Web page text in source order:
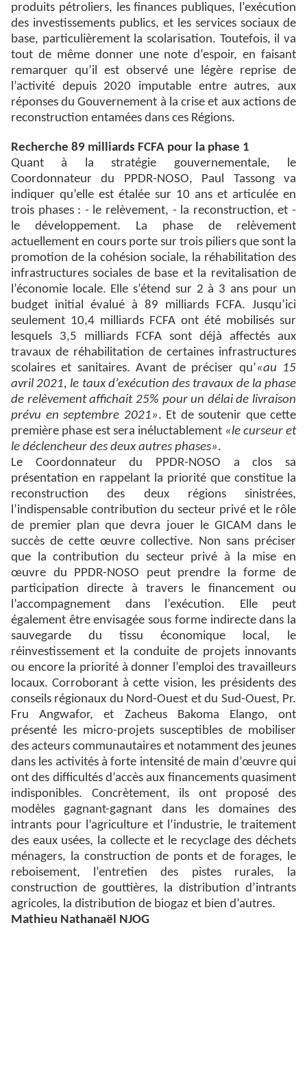
produits pétroliers, les finances publiques, l’exécution
des investissements publics, et les services sociaux de
base, particulièrement la scolarisation. Toutefois, il va
tout de même donner une note d’espoir, en faisant
remarquer qu’il est observé une légère reprise de
l’activité depuis 2020 imputable entre autres, aux
réponses du Gouvernement à la crise et aux actions de
reconstruction entamées dans ces Régions.
Recherche 89 milliards FCFA pour la phase 1
Quant à la stratégie gouvernementale, le
Coordonnateur du PPDR-NOSO, Paul Tassong va
indiquer qu’elle est étalée sur 10 ans et articulée en
trois phases : - le relèvement, - la reconstruction, et -
le développement. La phase de relèvement
actuellement en cours porte sur trois piliers que sont la
promotion de la cohésion sociale, la réhabilitation des
infrastructures sociales de base et la revitalisation de
l’économie locale. Elle s’étend sur 2 à 3 ans pour un
budget initial évalué à 89 milliards FCFA. Jusqu’ici
seulement 10,4 milliards FCFA ont été mobilisés sur
lesquels 3,5 milliards FCFA sont déjà affectés aux
travaux de réhabilitation de certaines infrastructures
scolaires et sanitaires. Avant de préciser qu’«au 15
avril 2021, le taux d’exécution des travaux de la phase
de relèvement affichait 25% pour un délai de livraison
prévu en septembre 2021». Et de soutenir que cette
première phase est sera inéluctablement «le curseur et
le déclencheur des deux autres phases».
Le Coordonnateur du PPDR-NOSO a clos sa
présentation en rappelant la priorité que constitue la
reconstruction des deux régions sinistrées,
l’indispensable contribution du secteur privé et le rôle
de premier plan que devra jouer le GICAM dans le
succès de cette œuvre collective. Non sans préciser
que la contribution du secteur privé à la mise en
œuvre du PPDR-NOSO peut prendre la forme de
participation directe à travers le financement ou
l’accompagnement dans l’exécution. Elle peut
également être envisagée sous forme indirecte dans la
sauvegarde du tissu économique local, le
réinvestissement et la conduite de projets innovants
ou encore la priorité à donner l’emploi des travailleurs
locaux. Corroborant à cette vision, les présidents des
conseils régionaux du Nord-Ouest et du Sud-Ouest, Pr.
Fru Angwafor, et Zacheus Bakoma Elango, ont
présenté les micro-projets susceptibles de mobiliser
des acteurs communautaires et notamment des jeunes
dans les activités à forte intensité de main d’œuvre qui
ont des difficultés d’accès aux financements quasiment
indisponibles. Concrètement, ils ont proposé des
modèles gagnant-gagnant dans les domaines des
intrants pour l’agriculture et l’industrie, le traitement
des eaux usées, la collecte et le recyclage des déchets
ménagers, la construction de ponts et de forages, le
reboisement, l’entretien des pistes rurales, la
construction de gouttières, la distribution d’intrants
agricoles, la distribution de biogaz et bien d’autres.
Mathieu Nathanaël NJOG